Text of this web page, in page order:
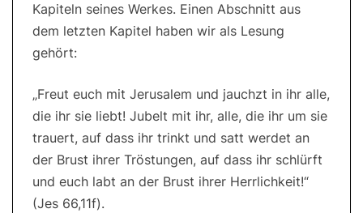
Kapiteln seines Werkes. Einen Abschnitt aus
dem letzten Kapitel haben wir als Lesung
gehört:
„Freut euch mit Jerusalem und jauchzt in ihr alle,
die ihr sie liebt! Jubelt mit ihr, alle, die ihr um sie
trauert, auf dass ihr trinkt und satt werdet an
der Brust ihrer Tröstungen, auf dass ihr schlürft
und euch labt an der Brust ihrer Herrlichkeit!“
(Jes 66,11f).